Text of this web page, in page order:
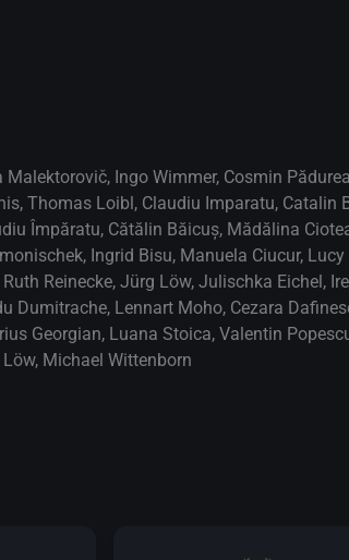
Malektorovič, Ingo Wimmer, Cosmin
, Thomas Loibl, Claudiu Imparatu, Catalin
Împăratu, Cătălin Băicuș, Mădălina
, Ingrid Bisu, Manuela Ciucur, Lucy
Ruth Reinecke, Jürg Löw, Julischka Eichel,
Dumitrache, Lennart Moho, Cezara
Georgian, Luana Stoica, Valentin
Löw, Michael Wittenborn